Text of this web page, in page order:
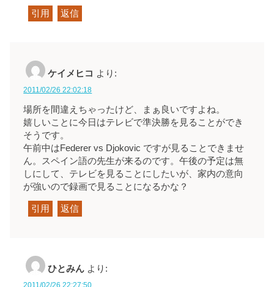
引用 返信
ケイメヒコ より:
2011/02/26 22:02:18
場所を間違えちゃったけど、まぁ良いですよね。
嬉しいことに今日はテレビで準決勝を見ることができ
そうです。
午前中はFederer vs Djokovic ですが見ることできませ
ん。スペイン語の先生が来るのです。午後の予定は無
しにして、テレビを見ることにしたいが、家内の意向
が強いので録画で見ることになるかな？
引用 返信
ひとみん より:
2011/02/26 22:27:50